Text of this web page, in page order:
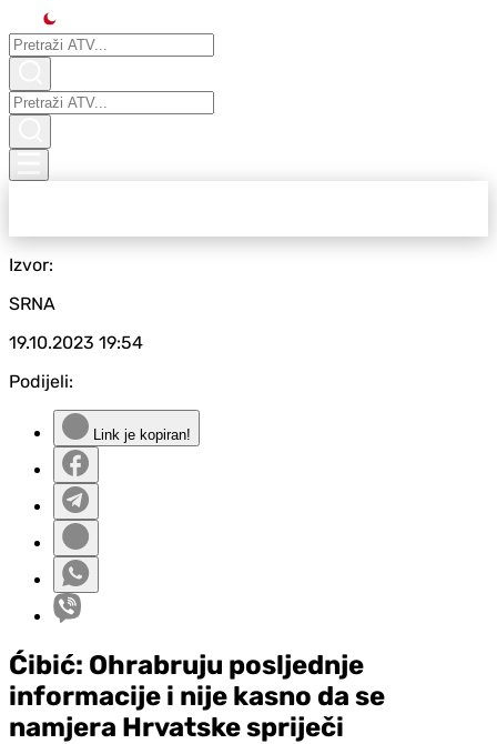
Izvor:
SRNA
19.10.2023 19:54
Podijeli:
Link je kopiran!
Ćibić: Ohrabruju posljednje
informacije i nije kasno da se
namjera Hrvatske spriječi